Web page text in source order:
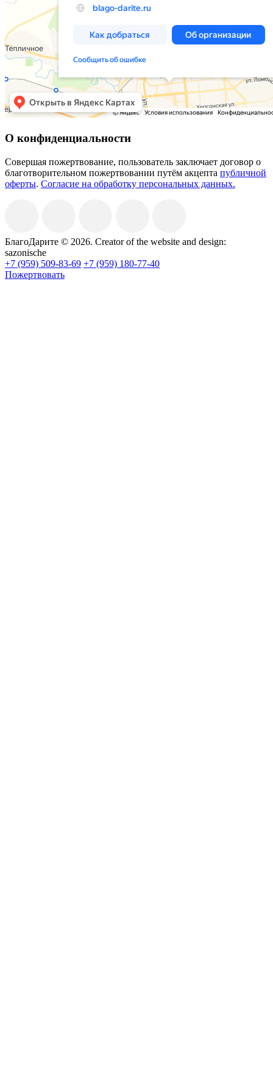
О конфиденциальности
Совершая пожертвование, пользователь заключает договор о
благотворительном пожертвовании путём акцепта публичной
оферты. Согласие на обработку персональных данных.
БлагоДарите © 2026. Creator of the website and design:
sazonische
+7 (959) 509-83-69 +7 (959) 180-77-40
Пожертвовать